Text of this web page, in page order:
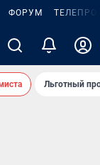
ФОРУМ
Льготный